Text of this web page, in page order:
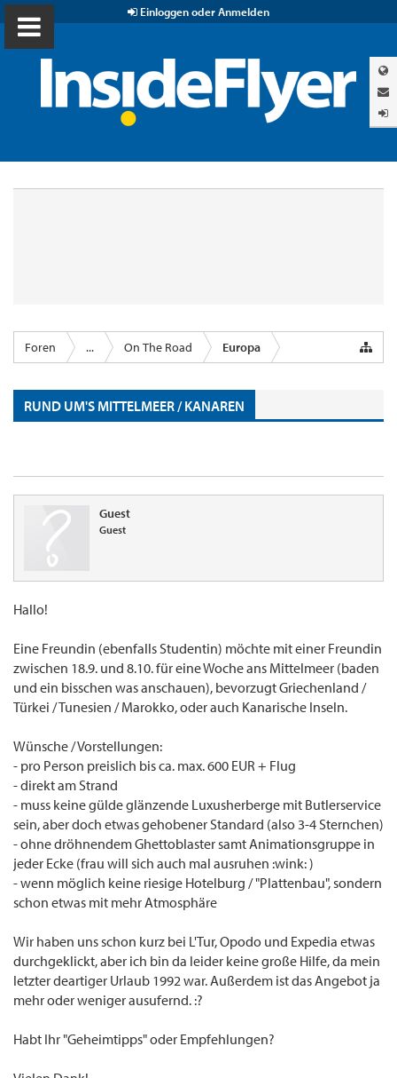
Einloggen oder Anmelden
Foren ... On The Road Europa
RUND UM'S MITTELMEER / KANAREN
Guest
Guest
Hallo!
Eine Freundin (ebenfalls Studentin) möchte mit einer Freundin
zwischen 18.9. und 8.10. für eine Woche ans Mittelmeer (baden
und ein bisschen was anschauen), bevorzugt Griechenland /
Türkei / Tunesien / Marokko, oder auch Kanarische Inseln.
Wünsche / Vorstellungen:
- pro Person preislich bis ca. max. 600 EUR + Flug
- direkt am Strand
- muss keine gülde glänzende Luxusherberge mit Butlerservice
sein, aber doch etwas gehobener Standard (also 3-4 Sternchen)
- ohne dröhnendem Ghettoblaster samt Animationsgruppe in
jeder Ecke (frau will sich auch mal ausruhen :wink: )
- wenn möglich keine riesige Hotelburg / "Plattenbau", sondern
schon etwas mit mehr Atmosphäre
Wir haben uns schon kurz bei L'Tur, Opodo und Expedia etwas
durchgeklickt, aber ich bin da leider keine große Hilfe, da mein
letzter deartiger Urlaub 1992 war. Außerdem ist das Angebot ja
mehr oder weniger ausufernd. :?
Habt Ihr "Geheimtipps" oder Empfehlungen?